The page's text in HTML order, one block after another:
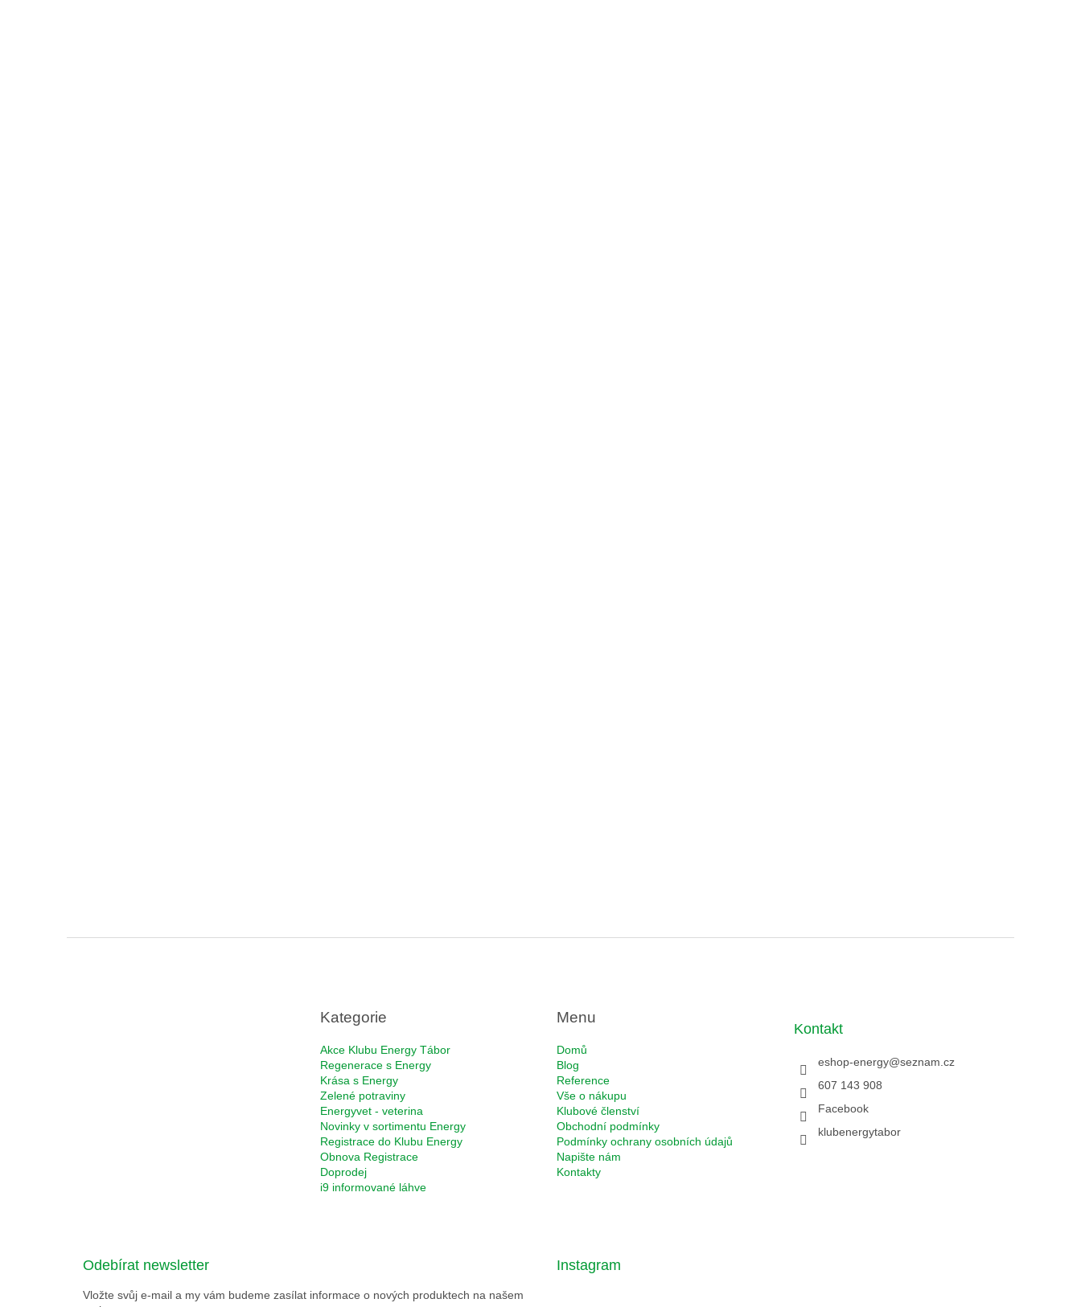
Kategorie
Akce Klubu Energy Tábor
Regenerace s Energy
Krása s Energy
Zelené potraviny
Energyvet - veterina
Novinky v sortimentu Energy
Registrace do Klubu Energy
Obnova Registrace
Doprodej
i9 informované láhve
Menu
Domů
Blog
Reference
Vše o nákupu
Klubové členství
Obchodní podmínky
Podmínky ochrany osobních údajů
Napište nám
Kontakty
Kontakt
eshop-energy@seznam.cz
607 143 908
Facebook
klubenergytabor
Odebírat newsletter
Vložte svůj e-mail a my vám budeme zasílat informace o nových produktech na našem
Instagram